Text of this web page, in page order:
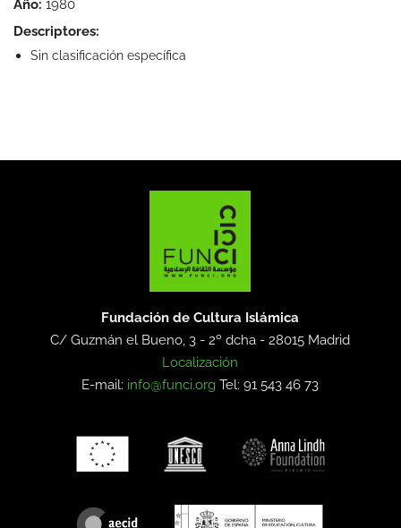
Año: 1980
Descriptores:
Sin clasificación específica
Fundación de Cultura Islámica
C/ Guzmán el Bueno, 3 - 2º dcha -28015 Madrid
Localización
E-mail: info@funci.org Tel: 91 543 46 73